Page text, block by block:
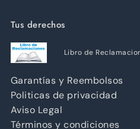
Tus derechos
Libro de
Garantías y Reembolsos
Politicas de privacidad
Aviso Legal
Términos y condiciones